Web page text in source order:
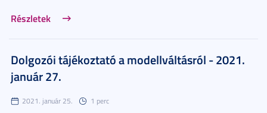
Részletek
Dolgozói tájékoztató a modellváltásról - 2021.
január 27.
2021. január 25. 1 perc